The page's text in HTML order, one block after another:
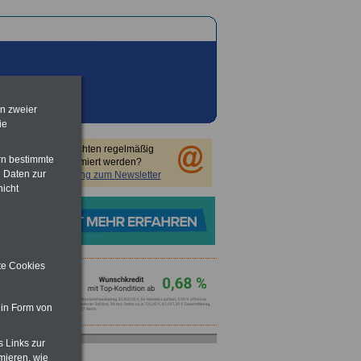
Sie möchten regelmäßig
informiert werden?
Anmeldung zum Newsletter
zweier
bestimmte
Daten zur
Cookies
Form von
Links zur
wie